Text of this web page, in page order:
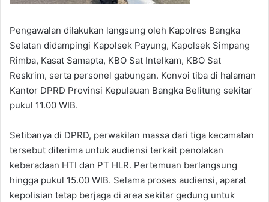
Pengawalan dilakukan langsung oleh Kapolres Bangka
Selatan didampingi Kapolsek Payung, Kapolsek Simpang
Rimba, Kasat Samapta, KBO Sat Intelkam, KBO Sat
Reskrim, serta personel gabungan. Konvoi tiba di halaman
Kantor DPRD Provinsi Kepulauan Bangka Belitung sekitar
pukul 11.00 WIB.
Setibanya di DPRD, perwakilan massa dari tiga kecamatan
tersebut diterima untuk audiensi terkait penolakan
keberadaan HTI dan PT HLR. Pertemuan berlangsung
hingga pukul 15.00 WIB. Selama proses audiensi, aparat
kepolisian tetap berjaga di area sekitar gedung untuk